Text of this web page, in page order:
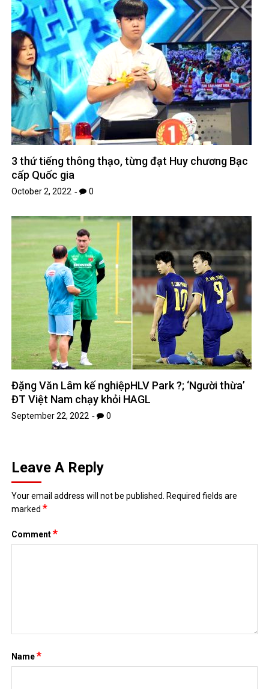
3 thứ tiếng thông thạo, từng đạt Huy chương Bạc
cấp Quốc gia
October 2, 2022 0
Đặng Văn Lâm kế nghiệpHLV Park ?; ‘Người thừa’
ĐT Việt Nam chạy khỏi HAGL
September 22, 2022 0
Leave A Reply
Your email address will not be published. Required fields are
marked*
Comment*
Name*